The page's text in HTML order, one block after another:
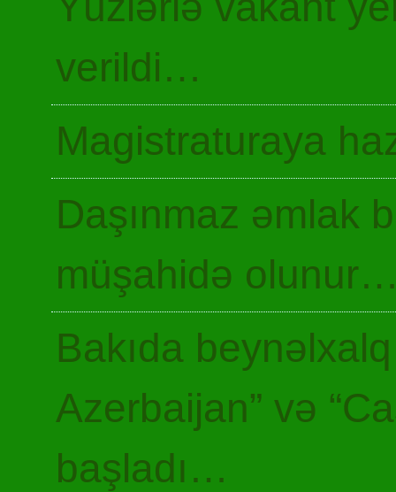
verildi…
Magistraturaya
Daşınmaz əmlak
müşahidə
Bakıda
Azerbaijan” və
başladı…